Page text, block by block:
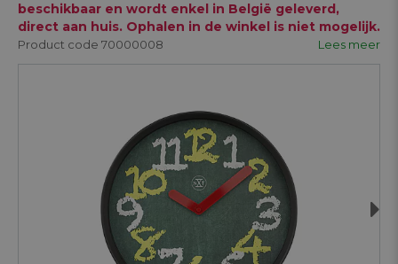
beschikbaar en wordt enkel in België geleverd,
direct aan huis. Ophalen in de winkel is niet mogelijk.
Product code 70000008 Lees meer